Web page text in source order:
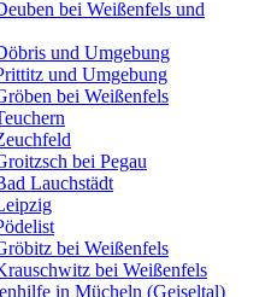
bei Weißenfels und
und Umgebung
und Umgebung
bei Weißenfels
bei Pegau
Lauchstädt
bei Weißenfels
bei Weißenfels
in Mücheln (Geiseltal)